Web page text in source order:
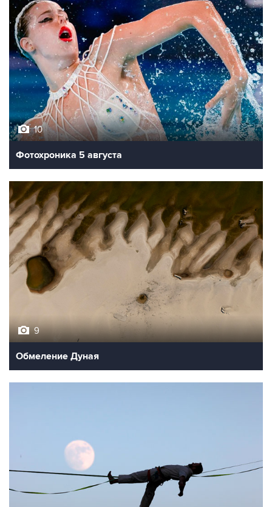
10
Фотохроника 5 августа
9
Обмеление Дуная